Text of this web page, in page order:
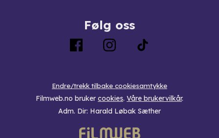
Følg oss
Endre/trekk tilbake cookiesamtykke
Filmweb.no bruker cookies. Våre brukervilkår.
Adm. Dir: Harald Løbak Sæther